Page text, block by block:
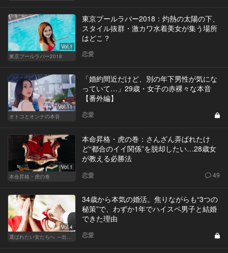
Vol.1
東京プールラバー2018
東京プールラバー2018：灼熱の太陽の下、
スタイル抜群・激カワ水着美女が集う場所
はどこ？
恋愛
Vol.11
オトコとオンナの本音
「婚約間近だけど、別の年下男性が気にな
っていて…」29歳・女子の赤裸々な本音
【番外編】
恋愛
Vol.1
本命昇格・虎の巻
本命昇格・虎の巻：さんざん弄ばれたけ
ど“都合のイイ関係”を脱却したい…28歳女
が教える必勝法
恋愛 49
Vol.4
選ばれたい女たちへ ～出会いから結婚まで～
34歳から本気の婚活。焦りながらも“3つの
秘策”で、わずか1年でハイスペ男子と結婚
できた理由
恋愛